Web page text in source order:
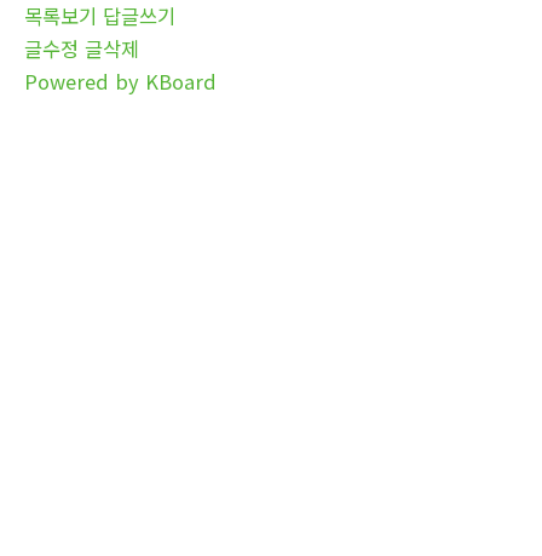
목록보기 답글쓰기
글수정 글삭제
Powered by KBoard